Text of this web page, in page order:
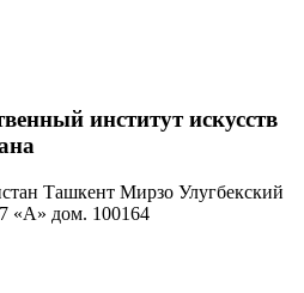
институт искусств
Ташкент Мирзо Улугбекский
«А» дом. 100164